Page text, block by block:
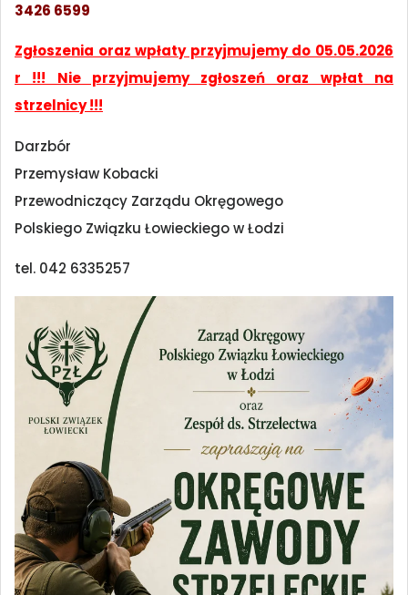
3426 6599
Zgłoszenia oraz wpłaty przyjmujemy do 05.05.2026
r !!! Nie przyjmujemy zgłoszeń oraz wpłat na
strzelnicy !!!
Darzbór
Przemysław Kobacki
Przewodniczący Zarządu Okręgowego
Polskiego Związku Łowieckiego w Łodzi
tel. 042 6335257